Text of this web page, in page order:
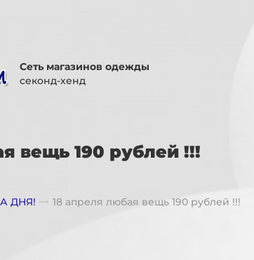
Сеть магазинов одежды
секонд-хенд
вещь 190 рублей !!!
ДНЯ! 18 апреля любая вещь 190 рублей !!!